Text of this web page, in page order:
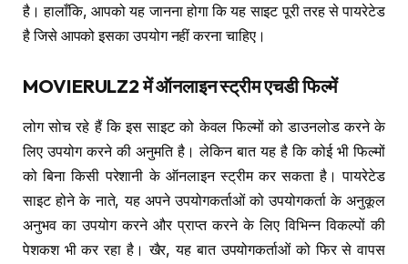
है। हालाँकि, आपको यह जानना होगा कि यह साइट पूरी तरह से पायरेटेड
है जिसे आपको इसका उपयोग नहीं करना चाहिए।
MOVIERULZ2में ऑनलाइन स्ट्रीम एचडी फिल्में
लोग सोच रहे हैं कि इस साइट को केवल फिल्मों को डाउनलोड करने के
लिए उपयोग करने की अनुमति है। लेकिन बात यह है कि कोई भी फिल्मों
को बिना किसी परेशानी के ऑनलाइन स्ट्रीम कर सकता है। पायरेटेड
साइट होने के नाते, यह अपने उपयोगकर्ताओं को उपयोगकर्ता के अनुकूल
अनुभव का उपयोग करने और प्राप्त करने के लिए विभिन्न विकल्पों की
पेशकश भी कर रहा है। खैर, यह बात उपयोगकर्ताओं को फिर से वापस